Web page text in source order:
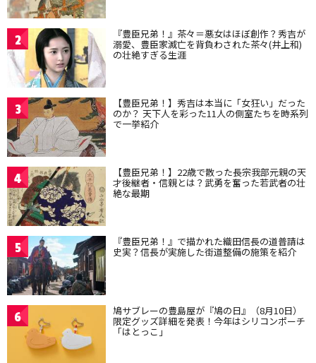
2 『豊臣兄弟！』茶々＝悪女はほぼ創作？秀吉が
溺愛、豊臣家滅亡を背負わされた茶々(井上和)
の壮絶すぎる生涯
3 【豊臣兄弟！】秀吉は本当に「女狂い」だった
のか？ 天下人を彩った11人の側室たちを時系列
で一挙紹介
4 【豊臣兄弟！】22歳で散った長宗我部元親の天
才後継者・信親とは？武勇を奮った若武者の壮
絶な最期
5 『豊臣兄弟！』で描かれた織田信長の道普請は
史実？信長が実施した街道整備の施策を紹介
6 鳩サブレーの豊島屋が『鳩の日』（8月10日）
限定グッズ詳細を発表！今年はシリコンポーチ
「はとっこ」